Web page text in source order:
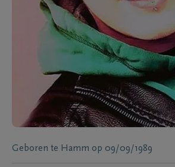
Geboren te Hamm op 09/09/1989